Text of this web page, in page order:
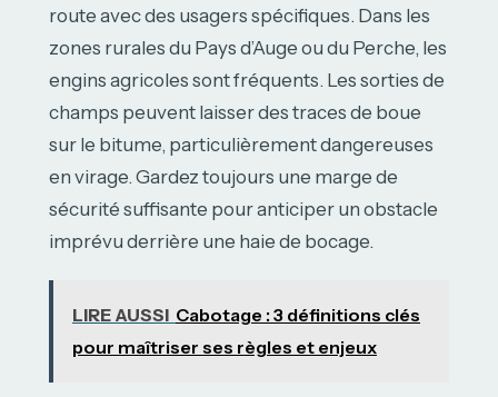
route avec des usagers spécifiques. Dans les
zones rurales du Pays d’Auge ou du Perche, les
engins agricoles sont fréquents. Les sorties de
champs peuvent laisser des traces de boue
sur le bitume, particulièrement dangereuses
en virage. Gardez toujours une marge de
sécurité suffisante pour anticiper un obstacle
imprévu derrière une haie de bocage.
LIRE AUSSI Cabotage : 3 définitions clés
pour maîtriser ses règles et enjeux